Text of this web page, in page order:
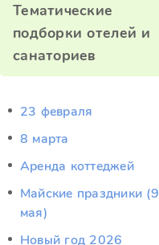
Тематические
подборки отелей и
санаториев
23 февраля
8 марта
Аренда коттеджей
Майские праздники (9
мая)
Новый год 2026